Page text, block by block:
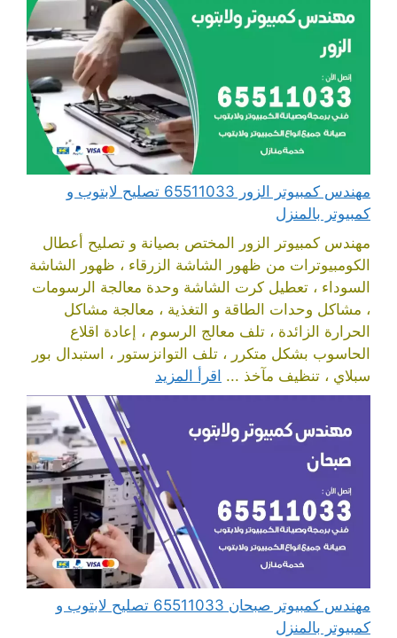
مهندس كمبيوتر الزور 65511033 تصليح لابتوب و
كمبيوتر بالمنزل
مهندس كمبيوتر الزور المختص بصيانة و تصليح أعطال
الكومبيوترات من ظهور الشاشة الزرقاء ، ظهور الشاشة
السوداء ، تعطيل كرت الشاشة وحدة معالجة الرسومات
، مشاكل وحدات الطاقة و التغذية ، معالجة مشاكل
الحرارة الزائدة ، تلف معالج الرسوم ، إعادة اقلاع
الحاسوب بشكل متكرر ، تلف التوانزستور ، استبدال بور
سبلاي ، تنظيف مآخذ ... اقرأ المزيد
مهندس كمبيوتر صبحان 65511033 تصليح لابتوب و
كمبيوتر بالمنزل